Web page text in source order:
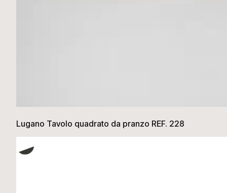
Lugano Tavolo quadrato da pranzo REF. 228